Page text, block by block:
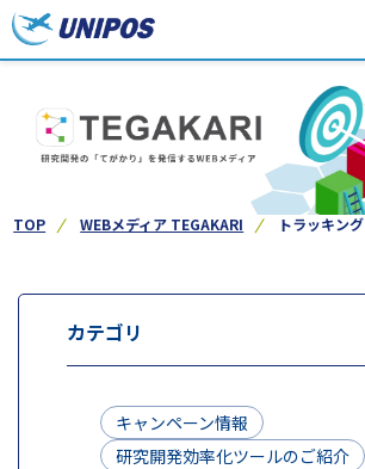
TOP WEBメディア TEGAKARI トラッキング
カテゴリ
キャンペーン情報
研究開発効率化ツールのご紹介